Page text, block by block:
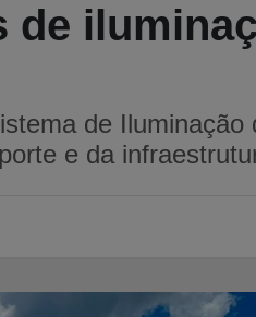
de
e da